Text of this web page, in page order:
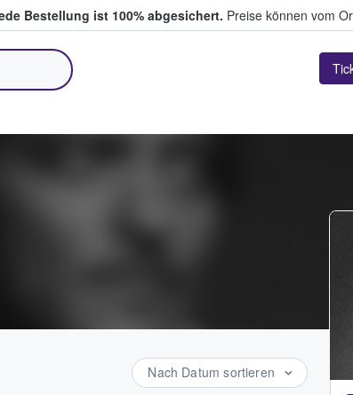
Bestellung ist 100% abgesichert. Preise können vom
Nach Datum sortieren